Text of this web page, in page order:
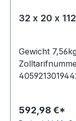
32 x 20 x
Gewicht
Ausführung
592,98 €*